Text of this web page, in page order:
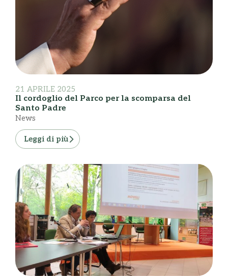
21 APRILE 2025
Il cordoglio del Parco per la scomparsa del
Santo Padre
News
Leggi di più